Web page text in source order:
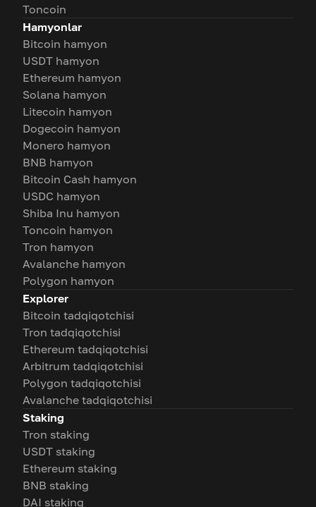
Toncoin
Hamyonlar
Bitcoin hamyon
USDT hamyon
Ethereum hamyon
Solana hamyon
Litecoin hamyon
Dogecoin hamyon
Monero hamyon
BNB hamyon
Bitcoin Cash hamyon
USDC hamyon
Shiba Inu hamyon
Toncoin hamyon
Tron hamyon
Avalanche hamyon
Polygon hamyon
Explorer
Bitcoin tadqiqotchisi
Tron tadqiqotchisi
Ethereum tadqiqotchisi
Arbitrum tadqiqotchisi
Polygon tadqiqotchisi
Avalanche tadqiqotchisi
Staking
Tron staking
USDT staking
Ethereum staking
BNB staking
DAI staking